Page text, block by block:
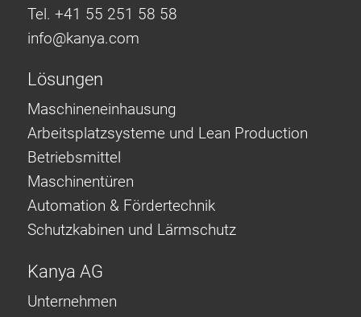
Tel. +41 55 251 58 58
info@kanya.com
Lösungen
Maschineneinhausung
Arbeitsplatzsysteme und Lean Production
Betriebsmittel
Maschinentüren
Automation & Fördertechnik
Schutzkabinen und Lärmschutz
Kanya AG
Unternehmen